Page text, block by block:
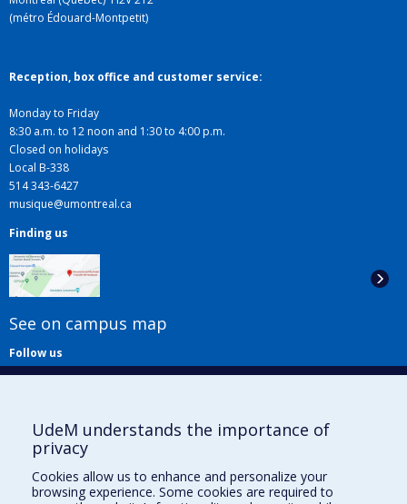
(métro Édouard-Montpetit)
Reception, box office and customer service:
Monday to Friday
8:30 a.m. to 12 noon and 1:30 to 4:00 p.m.
Closed on holidays
Local B-338
514 343-6427
musique@umontreal.ca
Finding us
See on campus map
Follow us
Useful links
UdeM understands the importance of
privacy
Cookies allow us to enhance and personalize your
browsing experience. Some cookies are required to